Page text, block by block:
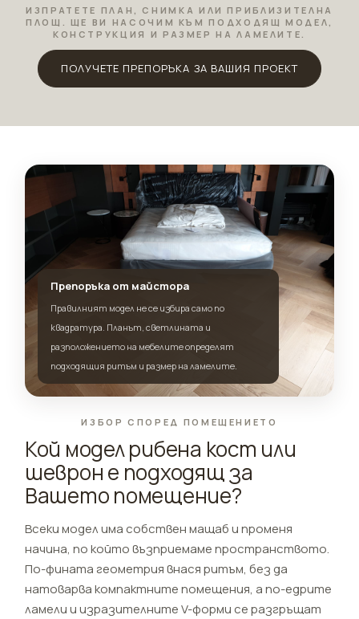
ИЗПРАТЕТЕ ПЛАН, СНИМКА ИЛИ ПРИБЛИЗИТЕЛНА
ПЛОЩ. ЩЕ ВИ НАСОЧИМ КЪМ ПОДХОДЯЩ МОДЕЛ,
КОНСТРУКЦИЯ И РАЗМЕР НА ЛАМЕЛИТЕ.
ПОЛУЧЕТЕ ПРЕПОРЪКА ЗА ВАШИЯ ПРОЕКТ
Препоръка от майстора
Правилният модел не се избира само по
квадратура. Планът, светлината и
разположението на мебелите определят
подходящия ритъм и размер на ламелите.
ИЗБОР СПОРЕД ПОМЕЩЕНИЕТО
Кой модел рибена кост или
шеврон е подходящ за
Вашето помещение?
Всеки модел има собствен мащаб и променя
начина, по който възприемаме пространството.
По-фината геометрия внася ритъм, без да
натоварва компактните помещения, а по-едрите
ламели и изразителните V-форми се разгръщат